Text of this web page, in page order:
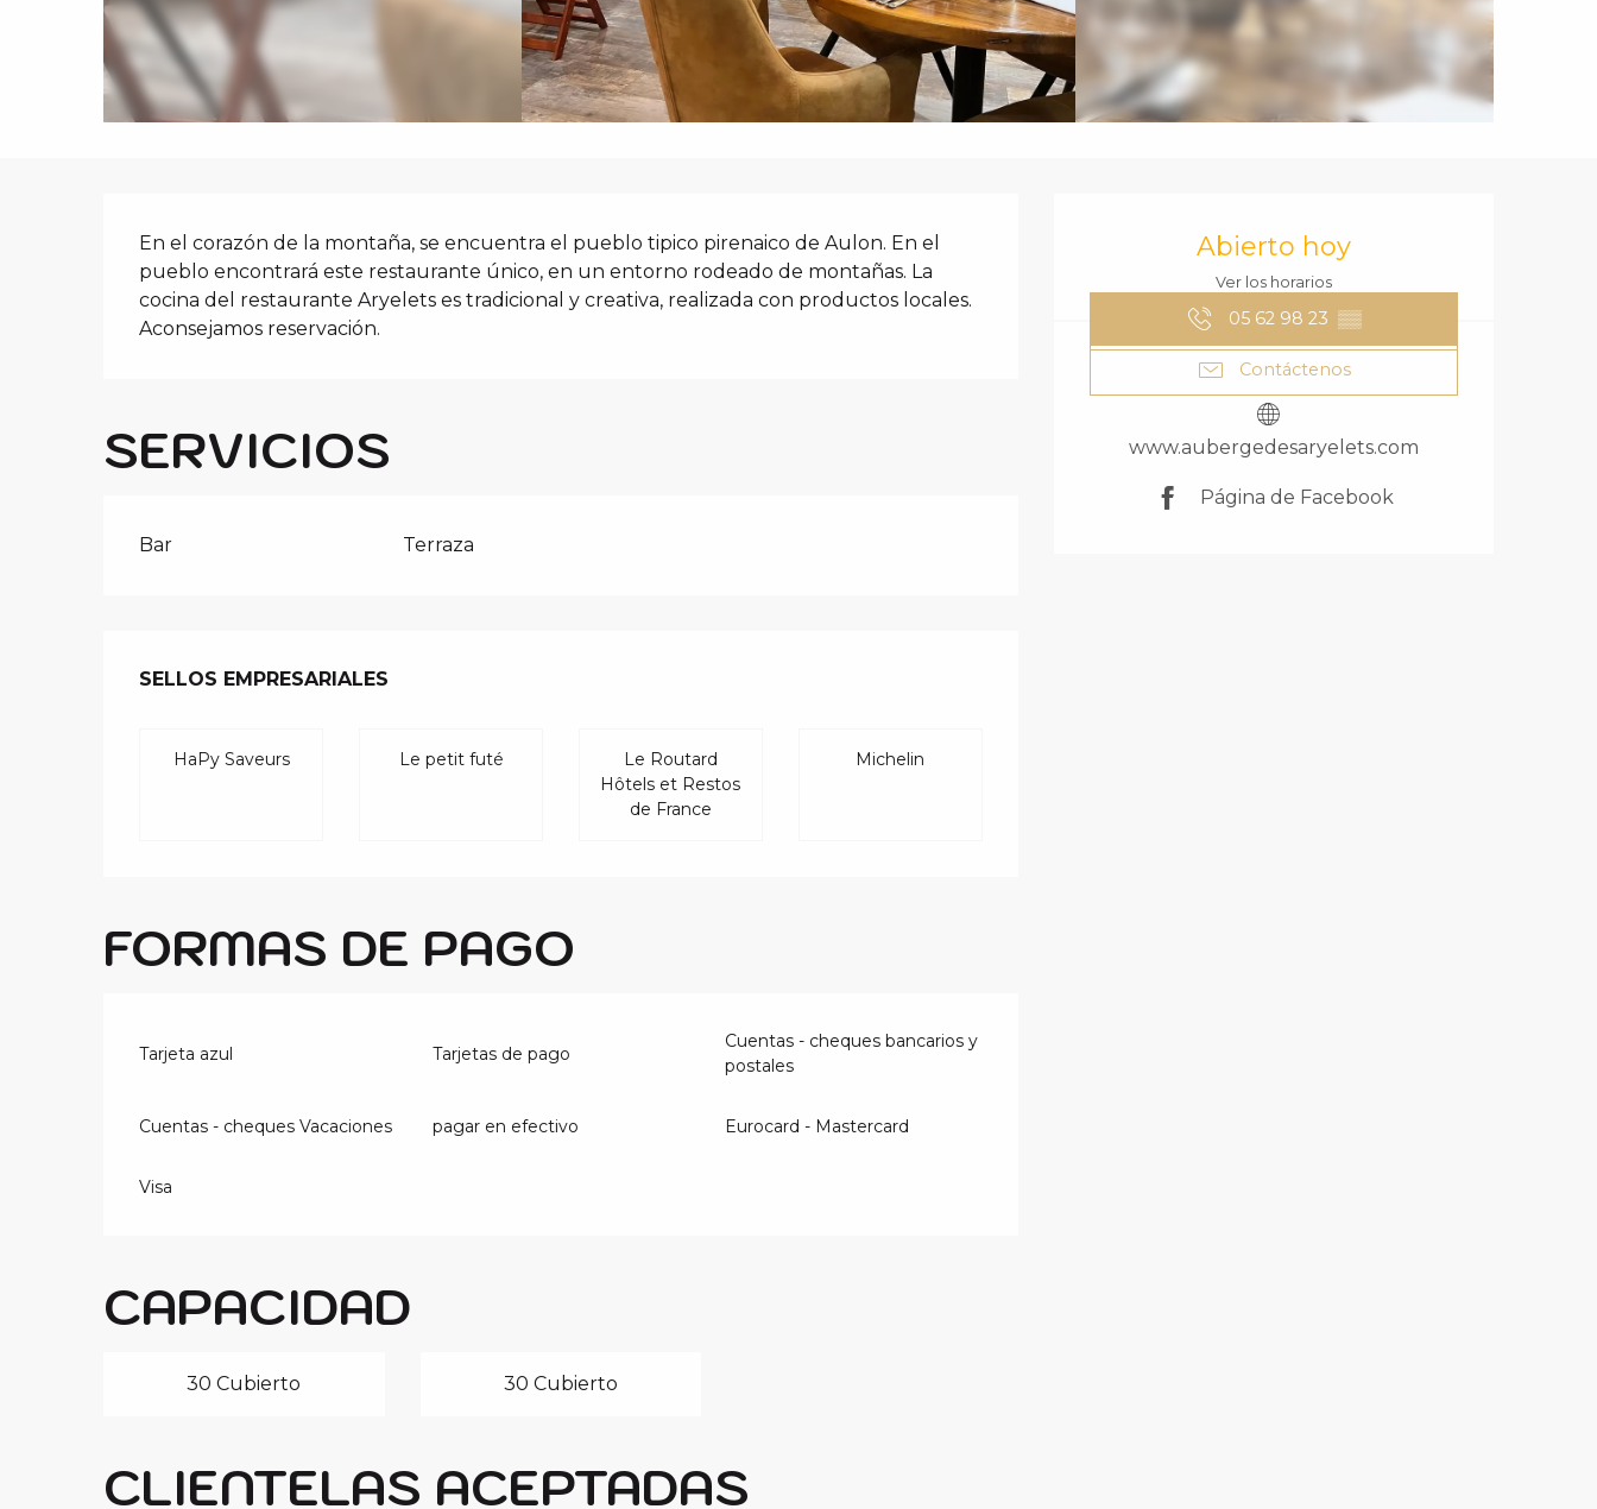
HORARIOS Y
Abierto hoy
Ver los horarios
05 62 98 23 ▒▒
Contáctenos
www.aubergedesaryelets.com
Página de Facebook
DESCRIPCIÓN
En el corazón de la montaña, se encuentra el pueblo tipico pirenaico de Aulon. En el
pueblo encontrará este restaurante único, en un entorno rodeado de montañas. La
cocina del restaurante Aryelets es tradicional y creativa, realizada con productos locales.
Aconsejamos reservación.
SERVICIOS
Bar Terraza
OFERTA DE PRESTACIONES
SELLOS EMPRESARIALES
SELLOS EMPRESARIALES
HaPy Saveurs Le petit futé
Le Routard
Hôtels et Restos
de France
Michelin
FORMAS DE PAGO
Tarjeta azul Tarjetas de pago
Cuentas - cheques bancarios y
postales
Cuentas - cheques Vacaciones pagar en efectivo Eurocard - Mastercard
Visa
CAPACIDAD
30 Cubierto 30 Cubierto
CLIENTELAS ACEPTADAS